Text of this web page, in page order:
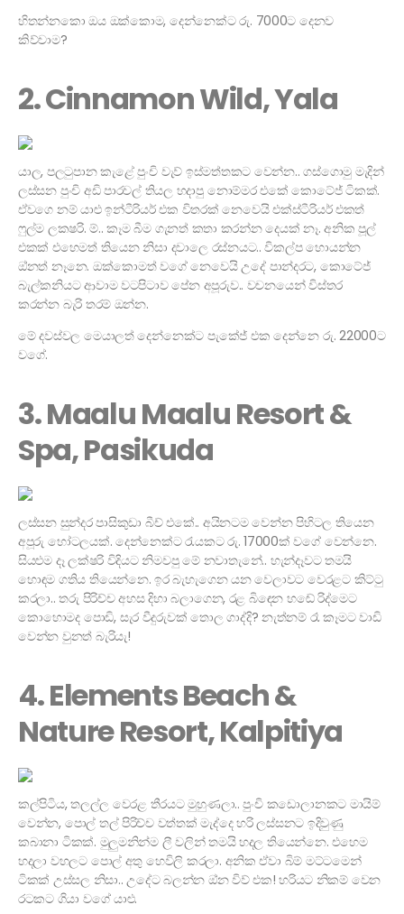
හිතන්නකො ඔය ඔක්කොම, දෙන්නෙක්ට රු. 7000ට දෙනව
කිව්වාම?
2. Cinnamon Wild, Yala
යාල, පලටුපාන කැළේ පුංචි වැව් ඉස්මත්තකට වෙන්න.. ගස්ගොමු මැදින්
ලස්සන පුංචි අඩි පාරවල් තියල හදාපු නොම්මර එකේ කොටේජ් ටිකක්.
ඒවගෙ නම් යාළු ඉන්ටීරියර් එක විතරක් නෙවෙයි එක්ස්ටීරියර් එකත්
ෆුල්ම ලකෂරි. ම්.. කෑම බීම ගැනත් කතා කරන්න දෙයක් නෑ. අනික පූල්
එකක් එහෙමත් තියෙන නිසා දවාලෙ රස්නයට.. විකල්ප හොයන්න
ඔ්නත් නෑනෙ. ඔක්කොමත් වගේ නෙවෙයි උදේ පාන්දරට, කොටේජ්
බැල්කනියට ආවාම වටපිටාව පේන අපූරුව.. වචනයෙන් විස්තර
කරන්න බැරි තරම් ඔන්න.
මේ දවස්වල මෙයාලත් දෙන්නෙක්ට පැකේජ් එක දෙන්නෙ රු. 22000ට
වගේ.
3. Maalu Maalu Resort &
Spa, Pasikuda
ලස්සන සුන්දර පාසිකුඩා බීච් එකේ.. අයිනටම වෙන්න පිහිටල තියෙන
අපූරු හෝටලයක්. දෙන්නෙක්ට රැයකට රු. 17000ක් වගේ වෙන්නෙ.
සියළුම දෑ ලක්ෂරි විදියට නිමවපු මේ නවාතැනේ.. හැන්දෑවට තමයි
හොඳම ගතිය තියෙන්නෙ. ඉර බැහැගෙන යන වෙලාවට වෙරළට කිට්ටු
කරලා.. තරු පිරිච්ච අහස දිහා බලාගෙන, රළ බිඳෙන හඬේ රිද්මෙට
කොහොමද පොඩි, සැර වීදුරුවක් තොල ගාද්දි? නැත්නම් රෑ කෑමට වාඩි
වෙන්න වුනත් බැරියැ!
4. Elements Beach &
Nature Resort, Kalpitiya
කල්පිටිය, තලල්ල වෙරළ තීරයට මුහුණලා.. පුංචි කඩොලානකට මායිම්
වෙන්න, පොල් තල් පිරිච්ච වත්තක් මැද්දෙ හරි ලස්සනට ඉදිවුණු
කබානා ටිකක්. මුලුමනින්ම ලී වලින් තමයි හදල තියෙන්නෙ. එහෙම
හදලා වහලට පොල් අතු හෙවිලි කරලා. අනික ඒවා බිම් මට්ටමෙන්
ටිකක් උස්සල නිසා.. උදේට බලන්න ඔ්න විව් එක! හරියට නිකම් වෙන
රටකට ගියා වගේ යාළු.